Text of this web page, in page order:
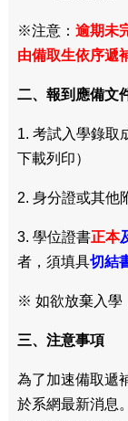
※注意： 逾期未
由備取生依序遞
二、報到應備文
1. 考試入學錄取
下載列印）
2. 身分證或其他
3. 學位證書正本
者，須填具切結
※ 如欲放棄入學
三、注意事項
為了加速備取遞
於系網最新消息